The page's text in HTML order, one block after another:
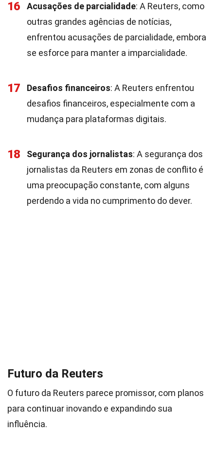
16 Acusações de parcialidade: A Reuters, como
outras grandes agências de notícias,
enfrentou acusações de parcialidade, embora
se esforce para manter a imparcialidade.
17 Desafios financeiros: A Reuters enfrentou
desafios financeiros, especialmente com a
mudança para plataformas digitais.
18 Segurança dos jornalistas: A segurança dos
jornalistas da Reuters em zonas de conflito é
uma preocupação constante, com alguns
perdendo a vida no cumprimento do dever.
Futuro da Reuters
O futuro da Reuters parece promissor, com planos
para continuar inovando e expandindo sua
influência.